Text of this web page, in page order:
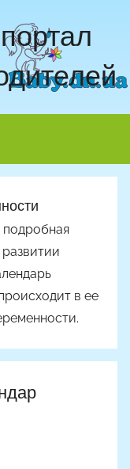
в ее